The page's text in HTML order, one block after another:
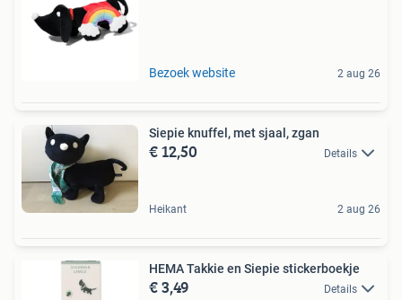
Bezoek website 2 aug 26
Siepie knuffel, met sjaal, zgan
€ 12,50 Details
Heikant 2 aug 26
HEMA Takkie en Siepie stickerboekje
€ 3,49 Details